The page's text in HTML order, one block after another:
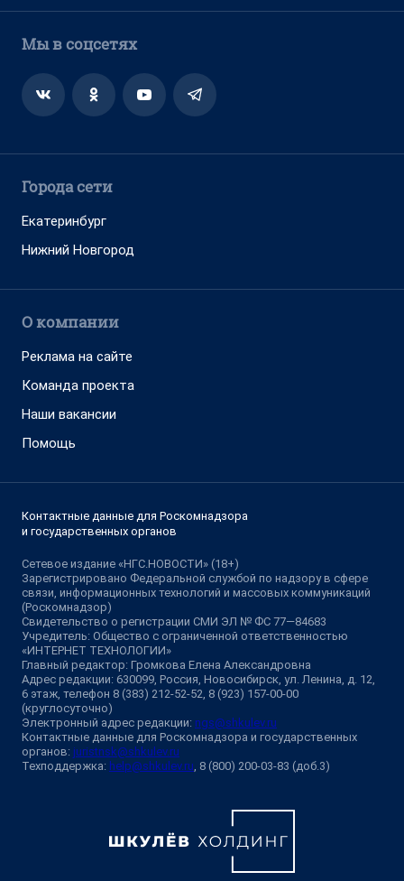
Мы в соцсетях
Города сети
Екатеринбург
Нижний Новгород
О компании
Реклама на сайте
Команда проекта
Наши вакансии
Помощь
Контактные данные для Роскомнадзора
и государственных органов
Сетевое издание «НГС.НОВОСТИ» (18+)
Зарегистрировано Федеральной службой по надзору в сфере
связи, информационных технологий и массовых коммуникаций
(Роскомнадзор)
Свидетельство о регистрации СМИ ЭЛ № ФС 77—84683
Учредитель: Общество с ограниченной ответственностью
«ИНТЕРНЕТ ТЕХНОЛОГИИ»
Главный редактор: Громкова Елена Александровна
Адрес редакции: 630099, Россия, Новосибирск, ул. Ленина, д. 12,
6 этаж, телефон 8 (383) 212-52-52, 8 (923) 157-00-00
(круглосуточно)
Электронный адрес редакции: ngs@shkulev.ru
Контактные данные для Роскомнадзора и государственных
органов: juristnsk@shkulev.ru
Техподдержка: help@shkulev.ru, 8 (800) 200-03-83 (доб.3)